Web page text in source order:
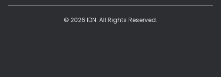
© 2026 IDN. All Rights Reserved.